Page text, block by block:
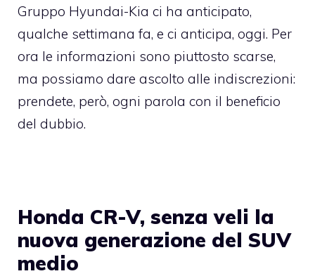
Gruppo Hyundai-Kia ci ha anticipato,
qualche settimana fa, e ci anticipa, oggi. Per
ora le informazioni sono piuttosto scarse,
ma possiamo dare ascolto alle indiscrezioni:
prendete, però, ogni parola con il beneficio
del dubbio.
Honda CR-V, senza veli la
nuova generazione del SUV
medio